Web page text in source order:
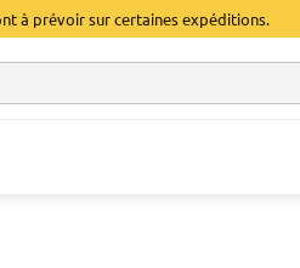
à prévoir sur certaines expéditions.